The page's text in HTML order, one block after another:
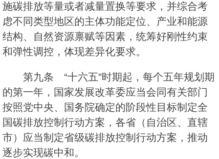
施碳排放等量或者减量置换等要求，并综合考
虑不同类型地区的主体功能定位、产业和能源
结构、自然资源禀赋等因素，统筹好刚性约束
和弹性调控，体现差异化要求。
第九条 “十六五”时期起，每个五年规划期
的第一年，国家发展改革委应当会同有关部门
按照党中央、国务院确定的阶段性目标制定全
国碳排放控制行动方案，各省（自治区、直辖
市）应当制定省级碳排放控制行动方案，推动
逐步实现碳中和。